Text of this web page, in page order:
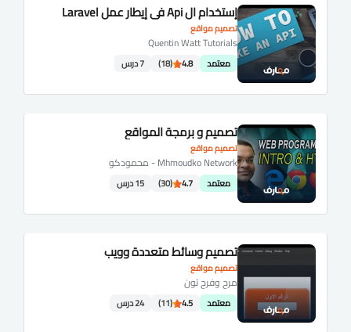
تصميم مواقع
إستخدام ال Api في إيطار عمل Laravel
Quentin Watt Tutorials
معتمد 4.8
(18) 7 درس
تصميم مواقع
تصميم و برمجة المواقع
Mhmoudko Network - محمودكو
معتمد 4.7
(30) 15 درس
تصميم مواقع
تصميم وسائط متعددة وويب
مرح وفرح تون
معتمد 4.5
(11) 24 درس